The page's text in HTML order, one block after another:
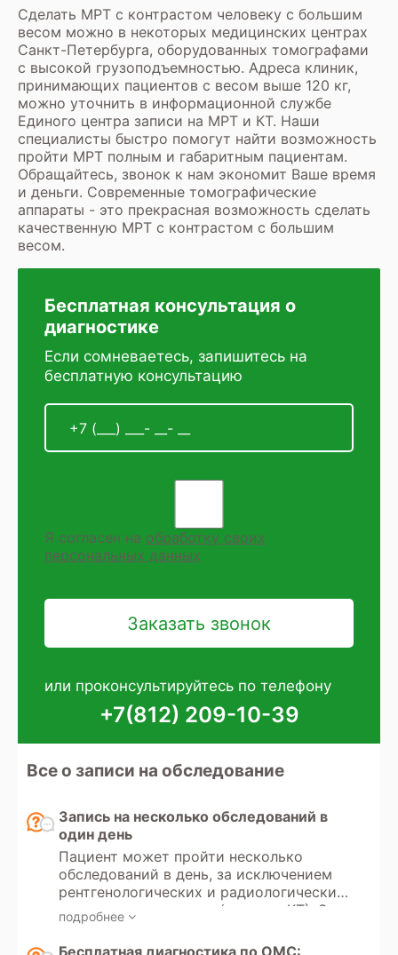
Сделать МРТ с контрастом человеку с большим
весом можно в некоторых медицинских центрах
Санкт-Петербурга, оборудованных томографами
с высокой грузоподъемностью. Адреса клиник,
принимающих пациентов с весом выше 120 кг,
можно уточнить в информационной службе
Единого центра записи на МРТ и КТ. Наши
специалисты быстро помогут найти возможность
пройти МРТ полным и габаритным пациентам.
Обращайтесь, звонок к нам экономит Ваше время
и деньги. Современные томографические
аппараты - это прекрасная возможность сделать
качественную МРТ с контрастом с большим
весом.
Бесплатная консультация о
диагностике
Если сомневаетесь, запишитесь на
бесплатную консультацию
Я согласен на обработку своих
персональных данных
или проконсультируйтесь по телефону
+7(812) 209-10-39
Все о записи на обследование
Запись на несколько обследований в
один день
Пациент может пройти несколько
обследований в день, за исключением
рентгенологических и радиологических
методов диагностики (рентген, КТ). Эти
исследования используют
ионизирующее излучение, и существует
подробнее